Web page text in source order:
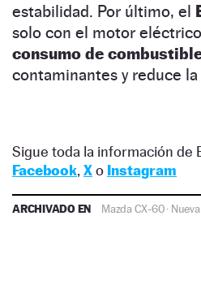
estabilidad. Por último, el
solo con el motor
consumo de
contaminantes y reduce
Sigue toda la información de
Facebook, Xo Instagram
ARCHIVADO EN Mazda CX-60·